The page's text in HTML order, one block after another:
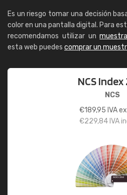
Es un riesgo tomar una decisión
color en una pantalla digital. Para
recomendamos utilizar un
esta web puedes comprar un
NCS Index
NCS
€189,95 IVA
€229,84 IVA